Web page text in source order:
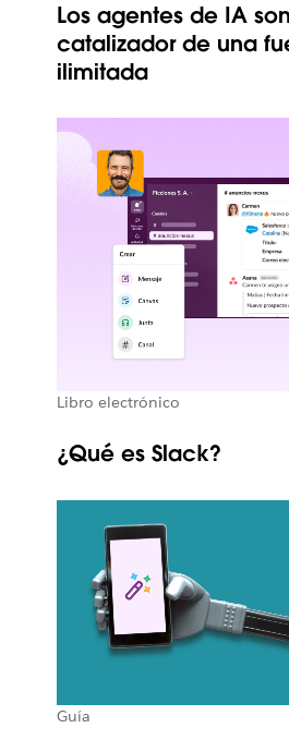
Los agentes de IA
catalizador de una
ilimitada
Libro electrónico
¿Qué es Slack?
Guía